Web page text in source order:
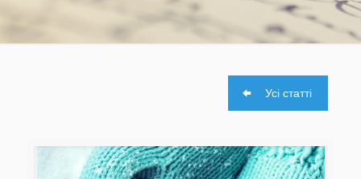
Усі статті